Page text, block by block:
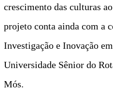
crescimento das culturas
projeto conta ainda com a
Investigação e Inovação
Universidade Sênior do
Mós.